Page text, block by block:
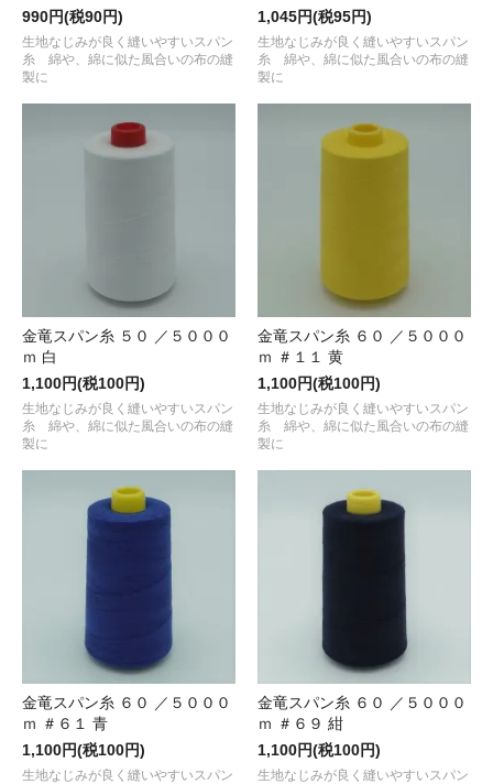
990円(税90円)
生地なじみが良く縫いやすいスパン
糸 綿や、綿に似た風合いの布の縫
製に
1,045円(税95円)
生地なじみが良く縫いやすいスパン
糸 綿や、綿に似た風合いの布の縫
製に
金竜スパン糸 ５０ ／５０００
ｍ 白
1,100円(税100円)
生地なじみが良く縫いやすいスパン
糸 綿や、綿に似た風合いの布の縫
製に
金竜スパン糸 ６０ ／５０００
ｍ ＃１１ 黄
1,100円(税100円)
生地なじみが良く縫いやすいスパン
糸 綿や、綿に似た風合いの布の縫
製に
金竜スパン糸 ６０ ／５０００
ｍ ＃６１ 青
1,100円(税100円)
生地なじみが良く縫いやすいスパン
金竜スパン糸 ６０ ／５０００
ｍ ＃６９ 紺
1,100円(税100円)
生地なじみが良く縫いやすいスパン